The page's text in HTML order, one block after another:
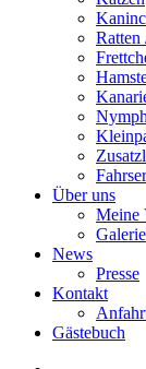
Ratten
Über uns
Meine
Galerie
News
Presse
Kontakt
Gästebuch